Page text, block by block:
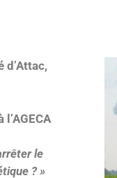
d’Attac,
le
? »